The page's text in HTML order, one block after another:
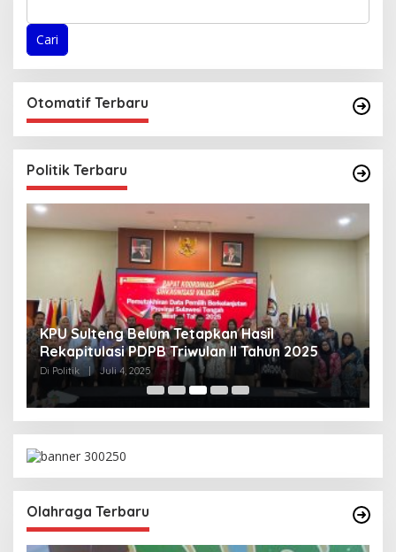
Cari
Otomatif Terbaru
Politik Terbaru
KPU Sulteng Belum Tetapkan Hasil
Rekapitulasi PDPB Triwulan II Tahun 2025
Di Politik | Juli 4, 2025
Olahraga Terbaru